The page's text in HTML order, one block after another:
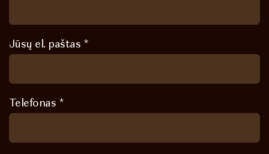
Jūsų el. paštas *
Telefonas *